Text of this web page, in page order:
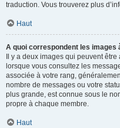
traduction. Vous trouverez plus
Haut
A quoi correspondent les images
Il y a deux images qui peuvent
lorsque vous consultez les
associée à votre rang,
nombre de messages ou votre
plus grande, est connue sous le
propre à chaque membre.
Haut